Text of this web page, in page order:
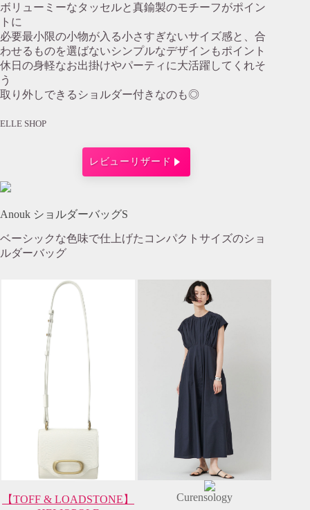
ボリューミーなタッセルと真鍮製のモチーフがポイン
トに
必要最小限の小物が入る小さすぎないサイズ感と、合
わせるものを選ばないシンプルなデザインもポイント
休日の身軽なお出掛けやパーティに大活躍してくれそ
う
取り外しできるショルダー付きなのも◎
ELLE SHOP
レビューリザード
Anouk ショルダーバッグS
ベーシックな色味で仕上げたコンパクトサイズのショ
ルダーバッグ
【TOFF & LOADSTONE】
Curensology